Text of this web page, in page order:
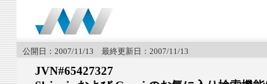
公開日：2007/11/13 最終更新日：2007/11/13
JVN#65427327